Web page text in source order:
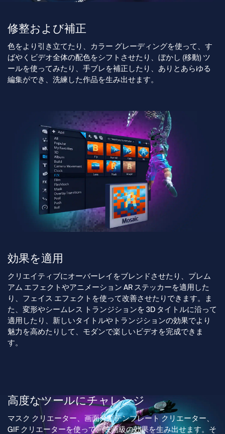
修整および補正
色をより引き立てたり、カラー グレーディングを使って、す
ばやくビデオ全体の配色をシフトさせたり、ぼかし (移動) ツ
ールを使ってみたり、手ブレを補正したり、ありとあらゆる
編集ができ、洗練した作品を生み出せます。
効果を適用
クリエイティブにオーバーレイをブレンドさせたり、プレム
アム エフェクトやアニメーション AR ステッカーを適用した
り、フェイス エフェクトを使って改善させたりできます。ま
た、変形やシームレス トランジションを 3D タイトルに沿って
適用したり、新しいタイトルやトランジションの効果でより
魅力を高めたりして、モダンで楽しいビデオを完成できま
す。
高度なツールにチャレンジ
マスク クリエーター、画面分割テンプレート クリエーター、
GIF クリエーターを使って、映画級の効果を生み出せます。そ